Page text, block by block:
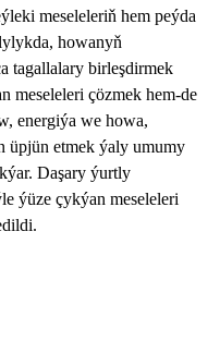
meseleleriň hem peýda
howanyň
tagallalary birleşdirmek
meseleleri çözmek hem-de
energiýa we howa,
üpjün etmek ýaly umumy
Daşary ýurtly
ýüze çykýan meseleleri